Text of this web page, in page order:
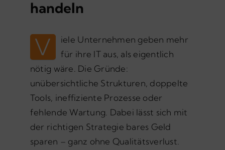
handeln
V
iele Unternehmen geben mehr
für ihre IT aus, als eigentlich
nötig wäre. Die Gründe:
unübersichtliche Strukturen, doppelte
Tools, ineffiziente Prozesse oder
fehlende Wartung. Dabei lässt sich mit
der richtigen Strategie bares Geld
sparen – ganz ohne Qualitätsverlust.